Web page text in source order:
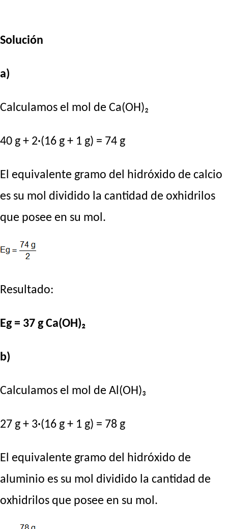
Solución
a)
Calculamos el mol de Ca(OH)₂
40 g + 2·(16 g + 1 g) = 74 g
El equivalente gramo del hidróxido de calcio
es su mol dividido la cantidad de oxhidrilos
que posee en su mol.
Resultado:
Eg = 37 g Ca(OH)₂
b)
Calculamos el mol de Al(OH)₃
27 g + 3·(16 g + 1 g) = 78 g
El equivalente gramo del hidróxido de
aluminio es su mol dividido la cantidad de
oxhidrilos que posee en su mol.